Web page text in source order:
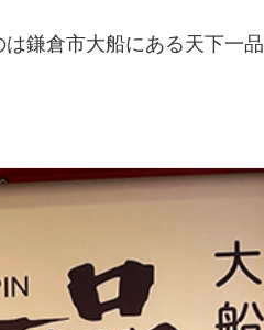
鎌倉市大船にある天下一品